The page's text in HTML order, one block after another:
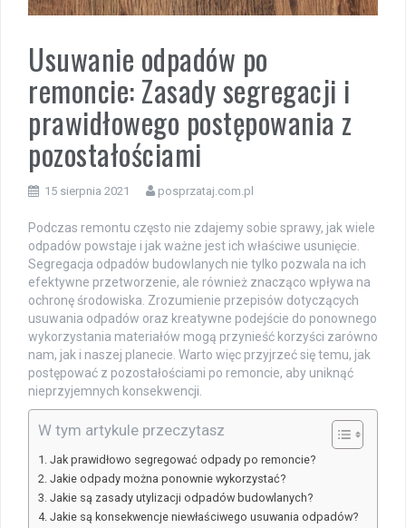
Usuwanie odpadów po
remoncie: Zasady segregacji i
prawidłowego postępowania z
pozostałościami
15 sierpnia 2021 posprzataj.com.pl
Podczas remontu często nie zdajemy sobie sprawy, jak wiele
odpadów powstaje i jak ważne jest ich właściwe usunięcie.
Segregacja odpadów budowlanych nie tylko pozwala na ich
efektywne przetworzenie, ale również znacząco wpływa na
ochronę środowiska. Zrozumienie przepisów dotyczących
usuwania odpadów oraz kreatywne podejście do ponownego
wykorzystania materiałów mogą przynieść korzyści zarówno
nam, jak i naszej planecie. Warto więc przyjrzeć się temu, jak
postępować z pozostałościami po remoncie, aby uniknąć
nieprzyjemnych konsekwencji.
W tym artykule przeczytasz
Jak prawidłowo segregować odpady po remoncie?
Jakie odpady można ponownie wykorzystać?
Jakie są zasady utylizacji odpadów budowlanych?
Jakie są konsekwencje niewłaściwego usuwania odpadów?